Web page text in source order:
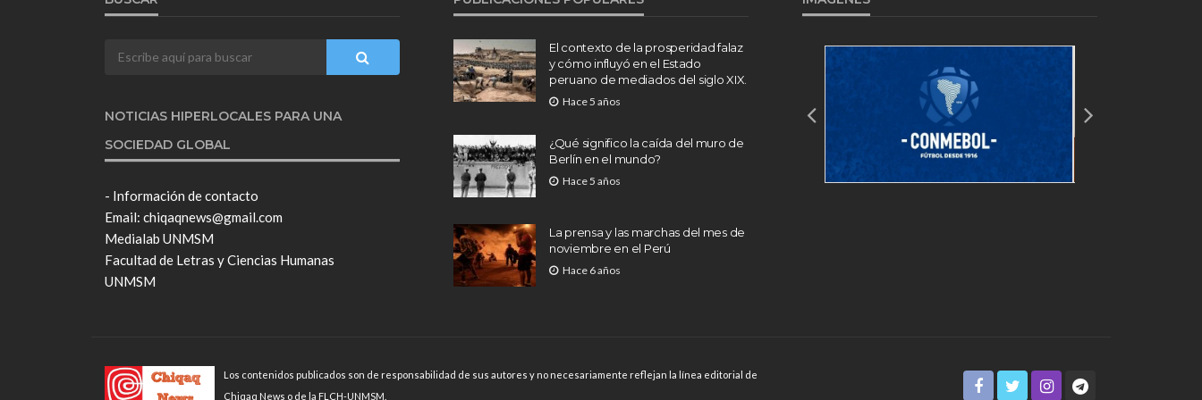
NOTICIAS HIPERLOCALES PARA UNA
SOCIEDAD GLOBAL
- Información de contacto
Email: chiqaqnews@gmail.com
Medialab UNMSM
Facultad de Letras y Ciencias Humanas
UNMSM
El contexto de la prosperidad falaz
y cómo influyó en el Estado
peruano de mediados del siglo XIX.
Hace 5 años
¿Qué significo la caída del muro de
Berlín en el mundo?
Hace 5 años
La prensa y las marchas del mes de
noviembre en el Perú
Hace 6 años
Los contenidos publicados son de responsabilidad de sus autores y no necesariamente reflejan la línea editorial de
Chiqaq News o de la FLCH-UNMSM.